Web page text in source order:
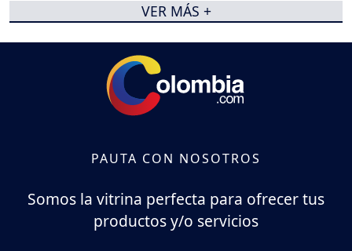
VER MÁS +
PAUTA CON NOSOTROS
Somos la vitrina perfecta para ofrecer tus
productos y/o servicios